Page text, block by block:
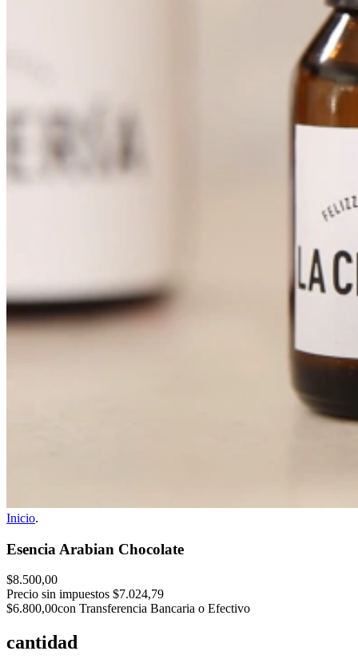
Inicio.
Esencia Arabian Chocolate
$8.500,00
Precio sin impuestos $7.024,79
$6.800,00con Transferencia Bancaria o Efectivo
cantidad